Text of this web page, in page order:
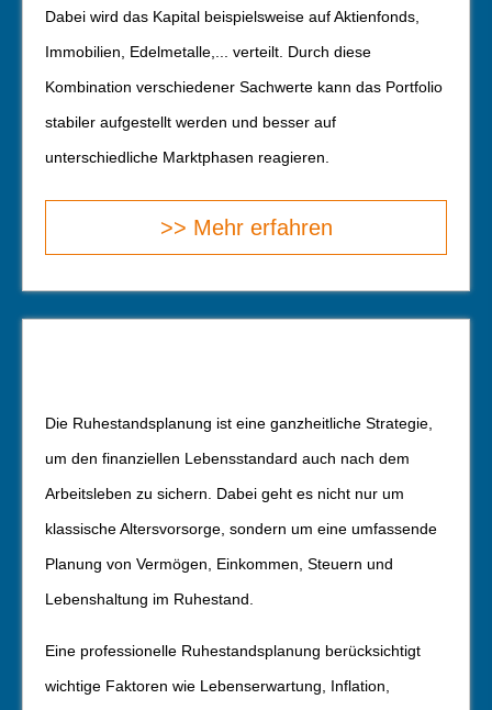
Dabei wird das Kapital beispielsweise auf Aktienfonds,
Immobilien, Edelmetalle,... verteilt. Durch diese
Kombination verschiedener Sachwerte kann das Portfolio
stabiler aufgestellt werden und besser auf
unterschiedliche Marktphasen reagieren.
>> Mehr erfahren
Die Ruhestandsplanung ist eine ganzheitliche Strategie,
um den finanziellen Lebensstandard auch nach dem
Arbeitsleben zu sichern. Dabei geht es nicht nur um
klassische Alters­vorsorge, sondern um eine umfassende
Planung von Vermögen, Einkommen, Steuern und
Lebenshaltung im Ruhestand.
Eine professionelle Ruhestandsplanung berücksichtigt
wichtige Faktoren wie Lebenserwartung, Inflation,